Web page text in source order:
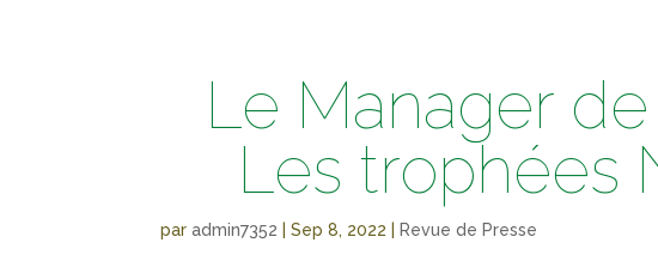
Le Manager de
Les trophées
paradmin7352 |Sep 8, 2022 Revue de Presse